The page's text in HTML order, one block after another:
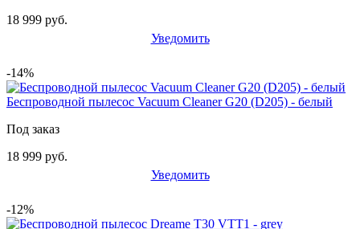
18 999 руб.
Уведомить
-14%
Беспроводной пылесос Vacuum Cleaner G20 (D205) - белый
Под заказ
18 999 руб.
Уведомить
-12%